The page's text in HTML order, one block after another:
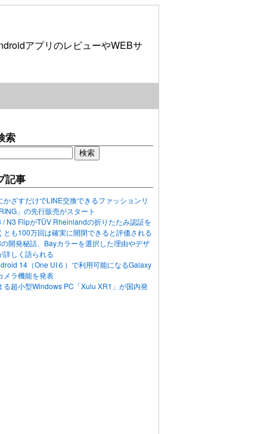
アプリのレビューやWEBサ
索
記事
かざすだけでLINE交換できるファッションリ
」の先行販売がスタート
/ N3 FlipがTÜV Rheinlandの折りたたみ認証を
とも100万回は確実に開閉できると評価される
開発秘話、Bayカラーを選択した理由やデザ
詳しく語られる
14（One UI６）で利用可能になるGalaxy
メラ機能を発表
る超小型Windows PC「Xulu XR1」が国内発